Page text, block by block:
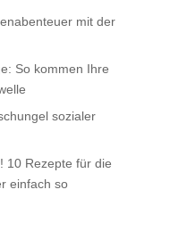
mit der
So kommen Ihre
sozialer
10 Rezepte für die
einfach so